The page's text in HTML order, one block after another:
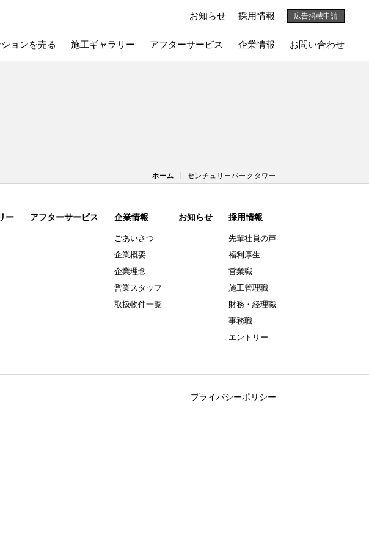
ョンを売る 施工ギャラリー アフターサービス 企業情報 お問い合わせ
お知らせ 採用情報 広告掲載申請
ホーム センチュリーパークタワー
ー アフターサービス 企業情報
ごあいさつ
企業概要
企業理念
営業スタッフ
取扱物件一覧
お知らせ 採用情報
先輩社員の声
福利厚生
営業職
施工管理職
財務・経理職
事務職
エントリー
プライバシーポリシー